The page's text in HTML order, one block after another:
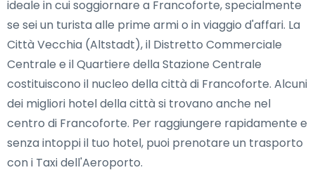
ideale in cui soggiornare a Francoforte, specialmente
se sei un turista alle prime armi o in viaggio d'affari. La
Città Vecchia (Altstadt), il Distretto Commerciale
Centrale e il Quartiere della Stazione Centrale
costituiscono il nucleo della città di Francoforte. Alcuni
dei migliori hotel della città si trovano anche nel
centro di Francoforte. Per raggiungere rapidamente e
senza intoppi il tuo hotel, puoi prenotare un trasporto
con i Taxi dell'Aeroporto.